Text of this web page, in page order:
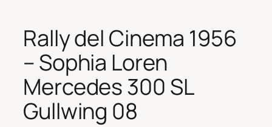
Rally del Cinema 1956
– Sophia Loren
Mercedes 300 SL
Gullwing 08